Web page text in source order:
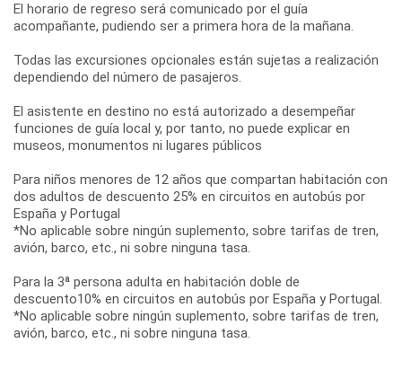
El horario de regreso será comunicado por el guía
acompañante, pudiendo ser a primera hora de la mañana.
Todas las excursiones opcionales están sujetas a realización
dependiendo del número de pasajeros.
El asistente en destino no está autorizado a desempeñar
funciones de guía local y, por tanto, no puede explicar en
museos, monumentos ni lugares públicos
Para niños menores de 12 años que compartan habitación con
dos adultos de descuento 25% en circuitos en autobús por
España y Portugal
*No aplicable sobre ningún suplemento, sobre tarifas de tren,
avión, barco, etc., ni sobre ninguna tasa.
Para la 3ª persona adulta en habitación doble de
descuento10% en circuitos en autobús por España y Portugal.
*No aplicable sobre ningún suplemento, sobre tarifas de tren,
avión, barco, etc., ni sobre ninguna tasa.